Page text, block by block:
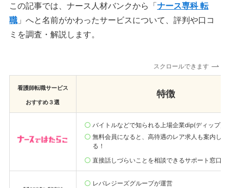
この記事では、ナース人材バンクから「ナース専科 転
職」へと名前がかわったサービスについて、評判や口コ
ミを調査・解説します。
スクロールできます
看護師転職サービス
おすすめ３選
特徴
バイトルなどで知られる上場企業dip(ディップ)が
無料会員になると、高待遇のレア求人も案内して
る！
直接話しづらいことを相談できるサポート窓口も
レバレジーズグループが運営